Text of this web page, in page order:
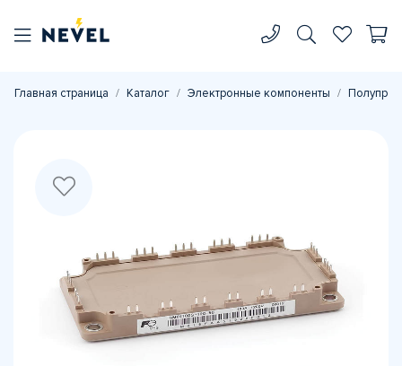
Главная страница Каталог Электронные компоненты